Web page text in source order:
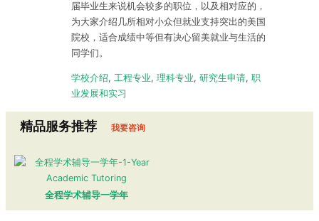
届毕业生来说机会较多的职位，以及相对应的，
为大家介绍几所相对小众但就业支持突出的美国
院校，适合成绩中等但有决心留美就业与生活的
同学们。
学校介绍, 工程专业, 理科专业, 研究生申请, 职
业发展和实习
精品服务推荐 我要咨询
全程学术辅导一学年